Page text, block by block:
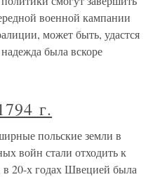
военной кампании
может быть, удастся
была вскоре
г.
польские земли в
войн стали отходить к
в 20-х годах Швецией была